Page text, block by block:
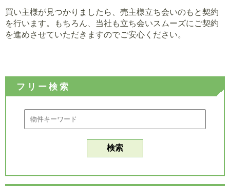
買い主様が見つかりましたら、売主様立ち会いのもと契約
を行います。もちろん、当社も立ち会いスムーズにご契約
を進めさせていただきますのでご安心ください。
フリー検索